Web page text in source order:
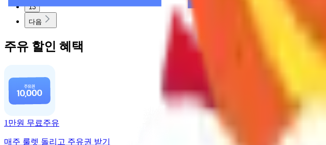
13
다음
주유 할인 혜택
1만원 무료주유
매주 룰렛 돌리고 주유권 받기